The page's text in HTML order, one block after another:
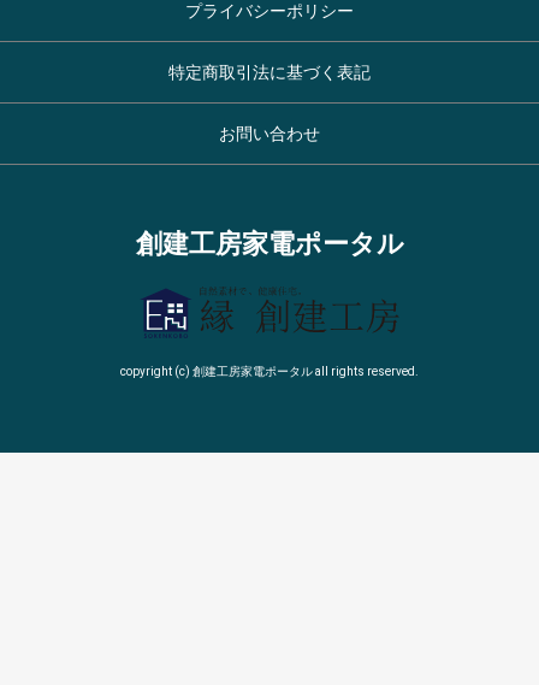
プライバシーポリシー
特定商取引法に基づく表記
お問い合わせ
創建工房家電ポータル
copyright (c) 創建工房家電ポータル all rights reserved.